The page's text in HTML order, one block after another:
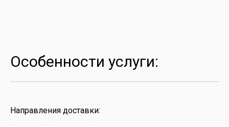
Особенности услуги:
Направления доставки: